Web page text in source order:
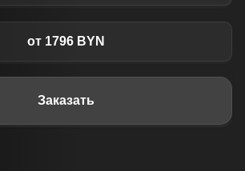
от 1796 BYN
Заказать